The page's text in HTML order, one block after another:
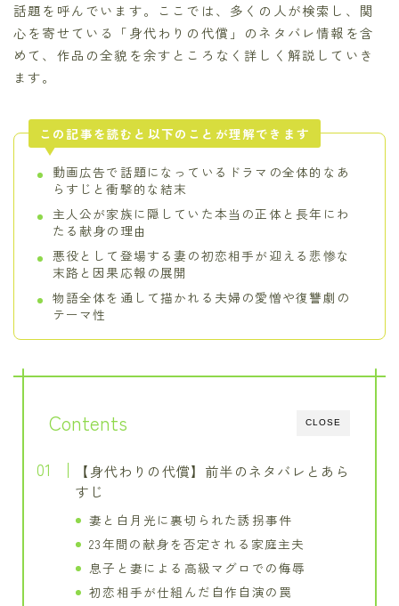
話題を呼んでいます。ここでは、多くの人が検索し、関
心を寄せている「身代わりの代償」のネタバレ情報を含
めて、作品の全貌を余すところなく詳しく解説していき
ます。
この記事を読むと以下のことが理解できます
動画広告で話題になっているドラマの全体的なあ
らすじと衝撃的な結末
主人公が家族に隠していた本当の正体と長年にわ
たる献身の理由
悪役として登場する妻の初恋相手が迎える悲惨な
末路と因果応報の展開
物語全体を通して描かれる夫婦の愛憎や復讐劇の
テーマ性
CLOSE
Contents
【身代わりの代償】前半のネタバレとあら
すじ
妻と白月光に裏切られた誘拐事件
23年間の献身を否定される家庭主夫
息子と妻による高級マグロでの侮辱
初恋相手が仕組んだ自作自演の罠